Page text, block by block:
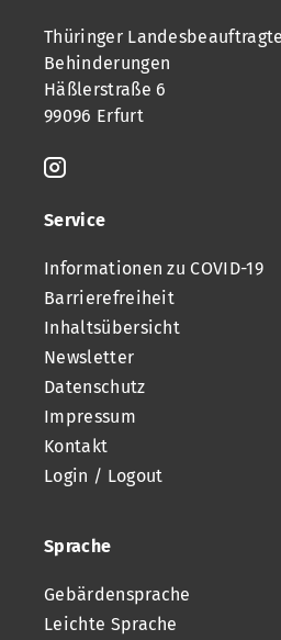
Thüringer
Behinderungen
Häßlerstraße 6
99096 Erfurt
Service
Informationen zu COVID-19
Barrierefreiheit
Inhaltsübersicht
Newsletter
Datenschutz
Impressum
Kontakt
Login / Logout
Sprache
Gebärdensprache
Leichte Sprache